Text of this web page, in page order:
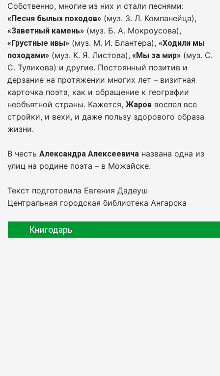
Собственно, многие из них и стали песнями:
«Песня былых походов» (муз. З. Л. Компанейца),
«Заветный камень» (муз. Б. А. Мокроусова),
«Грустные ивы» (муз. М. И. Блантера), «Ходили мы
походами» (муз. К. Я. Листова), «Мы за мир» (муз. С.
С. Туликова) и другие. Постоянный позитив и
дерзание на протяжении многих лет – визитная
карточка поэта, как и обращение к географии
необъятной страны. Кажется, Жаров воспел все
стройки, и вехи, и даже пользу здорового образа
жизни.
В честь Александра Алексеевича названа одна из
улиц на родине поэта – в Можайске.
Текст подготовила Евгения Дадеуш
Центральная городская библиотека Ангарска
Книгодарь